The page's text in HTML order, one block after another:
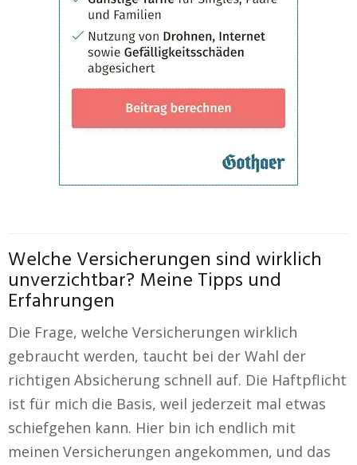
Welche Versicherungen sind wirklich
unverzichtbar? Meine Tipps und
Erfahrungen
Die Frage, welche Versicherungen wirklich
gebraucht werden, taucht bei der Wahl der
richtigen Absicherung schnell auf. Die Haftpflicht
ist für mich die Basis, weil jederzeit mal etwas
schiefgehen kann. Hier bin ich endlich mit
meinen Versicherungen angekommen, und das